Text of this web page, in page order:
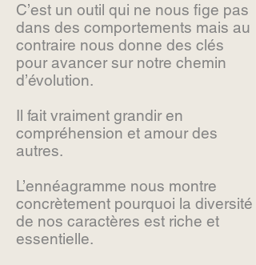
C’est un outil qui ne nous fige pas
dans des comportements mais au
contraire nous donne des clés
pour avancer sur notre chemin
d’évolution.
Il fait vraiment grandir en
compréhension et amour des
autres.
L’ennéagramme nous montre
concrètement pourquoi la diversité
de nos caractères est riche et
essentielle.